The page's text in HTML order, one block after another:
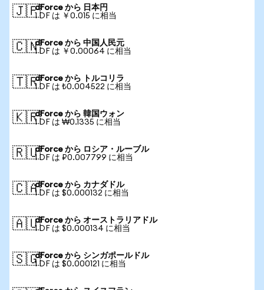
🇯🇵dForce から 日本円
1 DF は ￥0.015 に相当
🇨🇳dForce から 中国人民元
1 DF は ￥0.00064 に相当
🇹🇷dForce から トルコリラ
1 DF は ₺0.004522 に相当
🇰🇷dForce から 韓国ウォン
1 DF は ₩0.1335 に相当
🇷🇺dForce から ロシア・ルーブル
1 DF は ₽0.007799 に相当
🇨🇦dForce から カナダドル
1 DF は $0.000132 に相当
🇦🇺dForce から オーストラリアドル
1 DF は $0.000134 に相当
🇸🇬dForce から シンガポールドル
1 DF は $0.000121 に相当